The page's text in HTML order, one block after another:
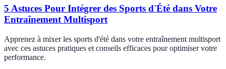
5 Astuces Pour Intégrer des Sports d'Été dans Votre
Entraînement Multisport
Apprenez à mixer les sports d'été dans votre entraînement multisport
avec ces astuces pratiques et conseils efficaces pour optimiser votre
performance.